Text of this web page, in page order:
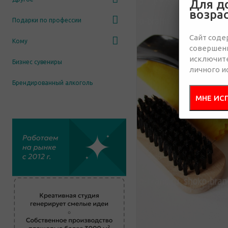
Подарки по профессии
Кому
Бизнес сувениры
Брендированный алкоголь
Для
Сайт
личного
МНЕ